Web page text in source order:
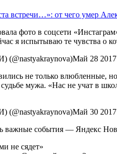
встречи…»: от чего умер
фото в соцсети
я испытываю те чувства о
28 2017
не только влюбленные,
мужа. «Нас не учат в
30 2017
важные события — Яндекс
не сядет»